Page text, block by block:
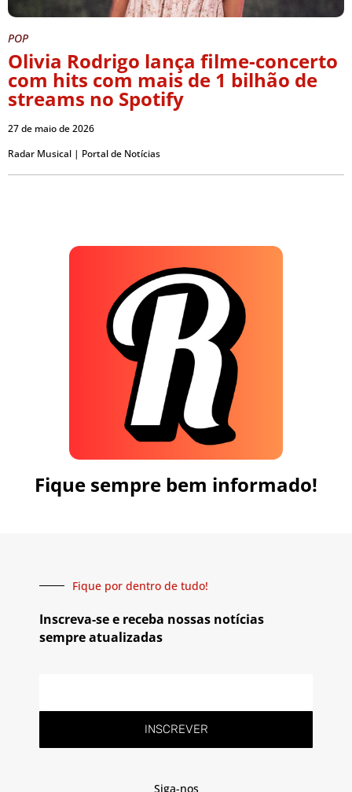
POP
Olivia Rodrigo lança filme-concerto
com hits com mais de 1 bilhão de
streams no Spotify
27 de maio de 2026
Radar Musical | Portal de Notícias
Fique sempre bem informado!
Fique por dentro de tudo!
Inscreva-se e receba nossas notícias
sempre atualizadas
INSCREVER
Siga-nos